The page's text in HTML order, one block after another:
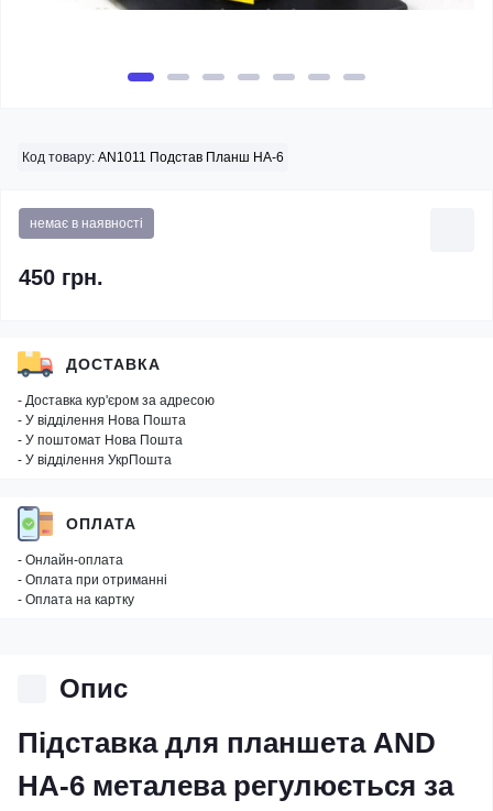
Код товару: AN1011 Подстав Планш HA-6
немає в наявності
450 грн.
ДОСТАВКА
- Доставка кур'єром за адресою
- У відділення Нова Пошта
- У поштомат Нова Пошта
- У відділення УкрПошта
ОПЛАТА
- Онлайн-оплата
- Оплата при отриманні
- Оплата на картку
Опис
Підставка для планшета AND
HA-6 металева регулюється за